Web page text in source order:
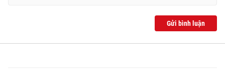
Gửi bình luận